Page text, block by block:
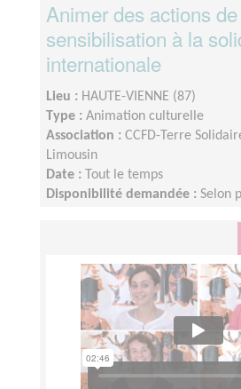
Animer des actions de
sensibilisation à la
internationale
Lieu : HAUTE-VIENNE (87)
Type : Animation culturelle
Association : CCFD-Terre
Limousin
Date :
Tout le temps
Disponibilité demandée : Selon